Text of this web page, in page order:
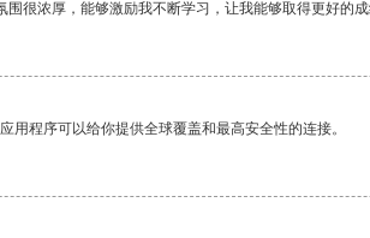
围很浓厚，能够激励我不断学习，让我能够取得更好的
用程序可以给你提供全球覆盖和最高安全性的连接。